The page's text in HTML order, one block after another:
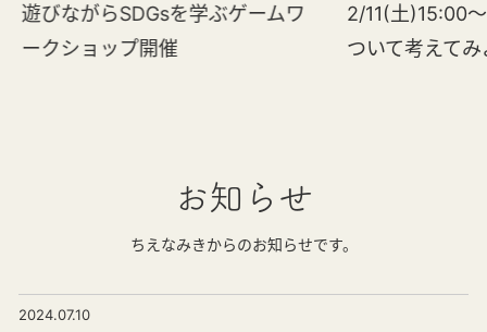
遊びながらSDGsを学ぶゲームワ
ークショップ開催
2/11(土)15:00
ついて考えて
お知らせ
ちえなみきからのお知らせです。
2024.07.10